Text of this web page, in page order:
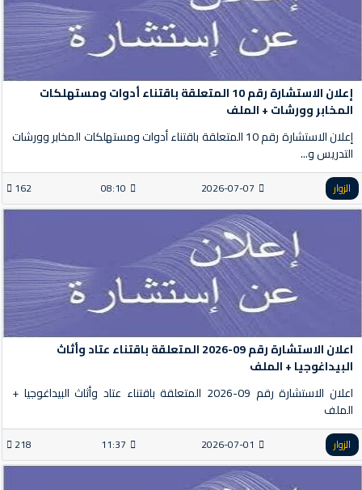
إعلان الاستشارة رقم 10 المتعلقة باقتناء أدوات ومستهلكات
المخابر وورشات + الملف
إعلان الاستشارة رقم 10 المتعلقة باقتناء أدوات ومستهلكات المخابر وورشات
التدريس و...
الزوار 2026-07-07
08:10
162
اعلان الاستشارة رقم 09-2026 المتعلقة باقتناء عتاد وأثاث
البيداغوجيا + الملف
اعلان الاستشارة رقم 09-2026 المتعلقة باقتناء عتاد وأثاث البيداغوجيا +
الملف
الزوار 2026-07-01
11:37
218